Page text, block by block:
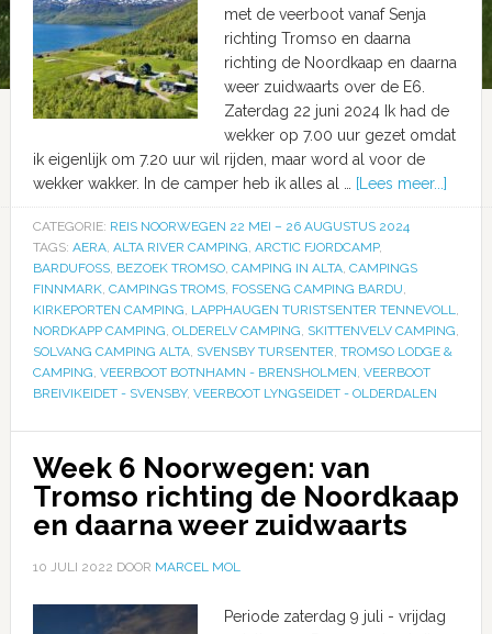
met de veerboot vanaf Senja
richting Tromso en daarna
richting de Noordkaap en daarna
weer zuidwaarts over de E6.
Zaterdag 22 juni 2024 Ik had de
wekker op 7.00 uur gezet omdat
ik eigenlijk om 7.20 uur wil rijden, maar word al voor de
wekker wakker. In de camper heb ik alles al …
[Lees meer...]
CATEGORIE: REIS NOORWEGEN 22 MEI – 26 AUGUSTUS 2024
TAGS: AERA, ALTA RIVER CAMPING, ARCTIC FJORDCAMP,
BARDUFOSS, BEZOEK TROMSO, CAMPING IN ALTA, CAMPINGS
FINNMARK, CAMPINGS TROMS, FOSSENG CAMPING BARDU,
KIRKEPORTEN CAMPING, LAPPHAUGEN TURISTSENTER TENNEVOLL,
NORDKAPP CAMPING, OLDERELV CAMPING, SKITTENVELV CAMPING,
SOLVANG CAMPING ALTA, SVENSBY TURSENTER, TROMSO LODGE &
CAMPING, VEERBOOT BOTNHAMN - BRENSHOLMEN, VEERBOOT
BREIVIKEIDET - SVENSBY, VEERBOOT LYNGSEIDET - OLDERDALEN
Week 6 Noorwegen: van
Tromso richting de Noordkaap
en daarna weer zuidwaarts
10 JULI 2022 DOOR MARCEL MOL
Periode zaterdag 9 juli - vrijdag